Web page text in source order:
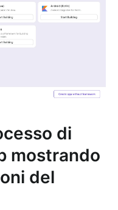
di
mostrando
del